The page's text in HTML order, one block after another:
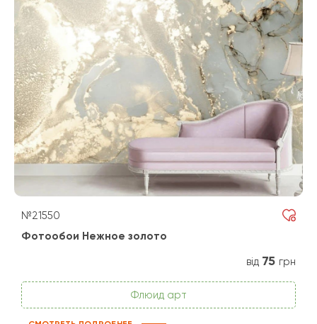
№21550
Фотообои Нежное золото
від 75 грн
Флюид арт